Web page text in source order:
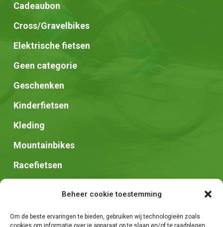
Beheer cookie toestemming
Om de beste ervaringen te bieden, gebruiken wij technologieën zoals
cookies om informatie over je apparaat op te slaan en/of te raadplegen.
Cadeaubon
Cross/Gravelbikes
Elektrische fietsen
Geen categorie
Geschenken
Kinderfietsen
Kleding
Mountainbikes
Racefietsen